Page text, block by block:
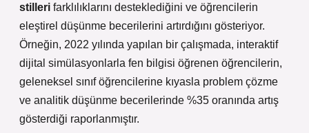
stilleri farklılıklarını desteklediğini ve öğrencilerin
eleştirel düşünme becerilerini artırdığını gösteriyor.
Örneğin, 2022 yılında yapılan bir çalışmada, interaktif
dijital simülasyonlarla fen bilgisi öğrenen öğrencilerin,
geleneksel sınıf öğrencilerine kıyasla problem çözme
ve analitik düşünme becerilerinde %35 oranında artış
gösterdiği raporlanmıştır.